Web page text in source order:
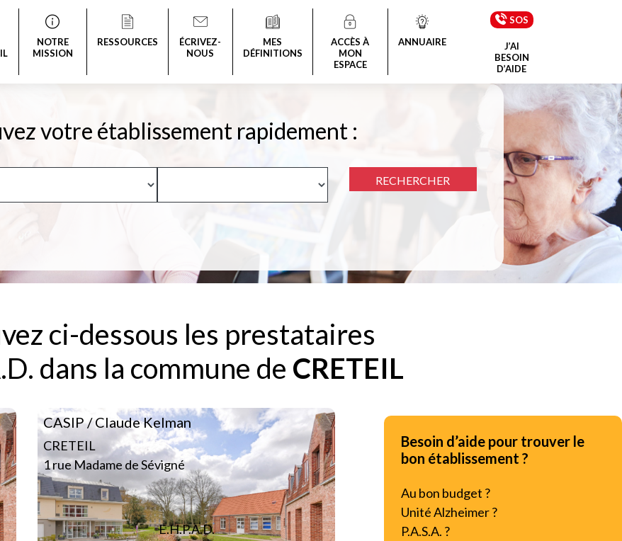
NOTRE
MISSION
RESSOURCES
ÉCRIVEZ-
NOUS
MES
DÉFINITIONS
ACCÈS À
MON
ESPACE
ANNUAIRE
SOS
J’AI
BESOIN
D’AIDE
votre établissement rapidement :
RECHERCHER
ci-dessous les prestataires
dans la commune de CRETEIL
CASIP / Claude Kelman
CRETEIL
1 rue Madame de Sévigné
E.H.P.A.D.
Besoin d’aide pour trouver le
bon établissement ?
Au bon budget ?
Unité Alzheimer ?
P.A.S.A. ?